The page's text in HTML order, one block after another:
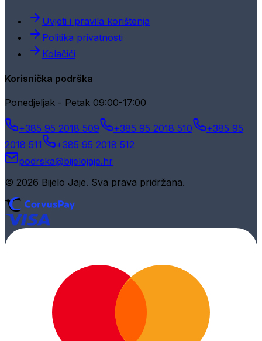
Uvjeti i pravila korištenja
Politika privatnosti
Kolačići
Korisnička podrška
Ponedjeljak - Petak 09:00-17:00
+385 95 2018 509 +385 95 2018 510
+385 95
2018 511
+385 95 2018 512
podrska@bijelojaje.hr
© 2026 Bijelo Jaje. Sva prava pridržana.